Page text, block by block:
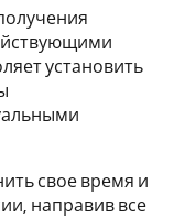
установить
свое время и
направив все